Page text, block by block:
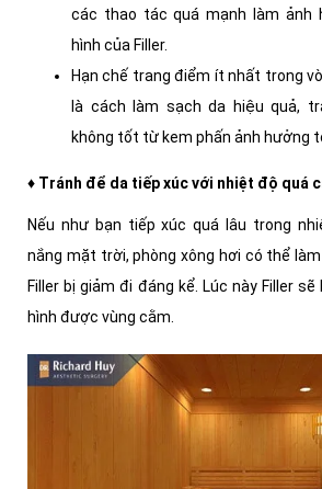
các thao tác quá mạnh làm ảnh
hình của Filler.
Hạn chế trang điểm ít nhất trong
là cách làm sạch da hiệu quả,
không tốt từ kem phấn ảnh hưởng
♦ Tránh để da tiếp xúc với nhiệt độ quá
Nếu như bạn tiếp xúc quá lâu trong
nắng mặt trời, phòng xông hơi có thể
Filler bị giảm đi đáng kể. Lúc này Filler
hình được vùng cằm.